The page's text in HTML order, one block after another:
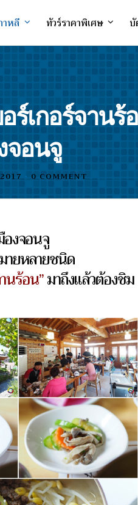
าหลี ทัวร์ราคาพิเศษ บั
เกอร์จานร้
จอนจู
• 0 COMMENT
งจอนจู
ายหลายชนิด
นร้อน”มาถึงแล้วต้องชิม